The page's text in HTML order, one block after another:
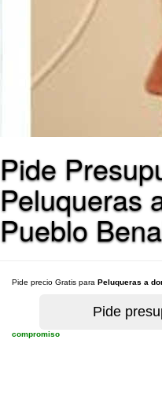
Pide
Peluqueras
Pueblo
Pide precio Gratis para Peluqueras a
compromiso